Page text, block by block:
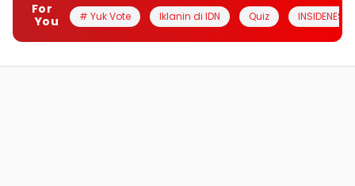
For
You
# Yuk Vote Iklanin di IDN Quiz INSIDENESIA